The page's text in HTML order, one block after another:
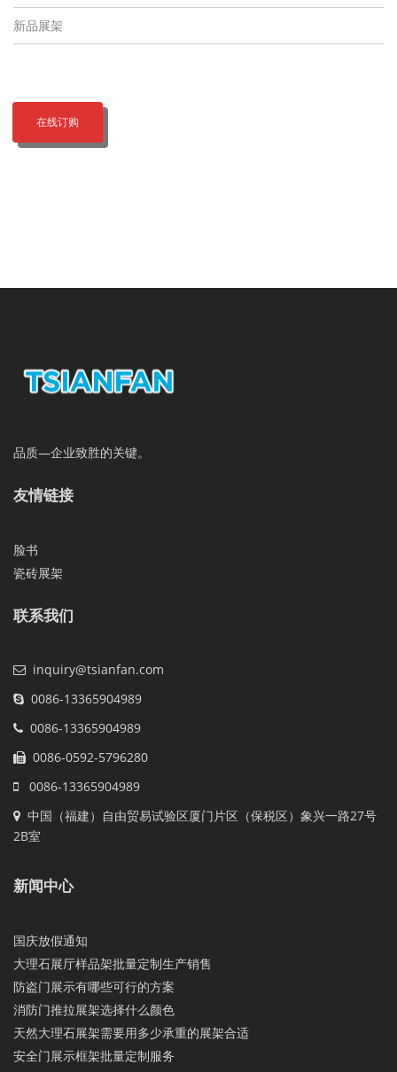
新品展架
在线订购
品质—企业致胜的关键。
友情链接
脸书
瓷砖展架
联系我们
inquiry@tsianfan.com
0086-13365904989
0086-13365904989
0086-0592-5796280
0086-13365904989
中国（福建）自由贸易试验区厦门片区（保税区）象兴一路27号
2B室
新闻中心
国庆放假通知
大理石展厅样品架批量定制生产销售
防盗门展示有哪些可行的方案
消防门推拉展架选择什么颜色
天然大理石展架需要用多少承重的展架合适
安全门展示框架批量定制服务